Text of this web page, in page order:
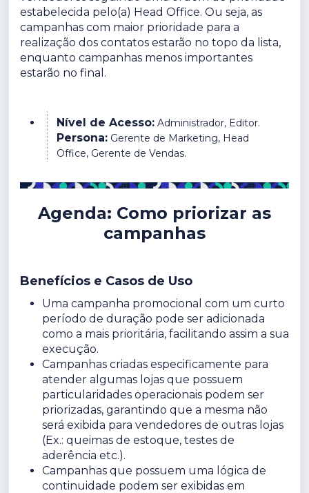
estabelecida pelo(a) Head Office. Ou seja, as
campanhas com maior prioridade para a
realização dos contatos estarão no topo da lista,
enquanto campanhas menos importantes
estarão no final.
Nível de Acesso: Administrador, Editor.
Persona: Gerente de Marketing, Head
Office, Gerente de Vendas.
Agenda: Como priorizar as
campanhas
Benefícios e Casos de Uso
Uma campanha promocional com um curto
período de duração pode ser adicionada
como a mais prioritária, facilitando assim a sua
execução.
Campanhas criadas especificamente para
atender algumas lojas que possuem
particularidades operacionais podem ser
priorizadas, garantindo que a mesma não
será exibida para vendedores de outras lojas
(Ex.: queimas de estoque, testes de
aderência etc.).
Campanhas que possuem uma lógica de
continuidade podem ser exibidas em